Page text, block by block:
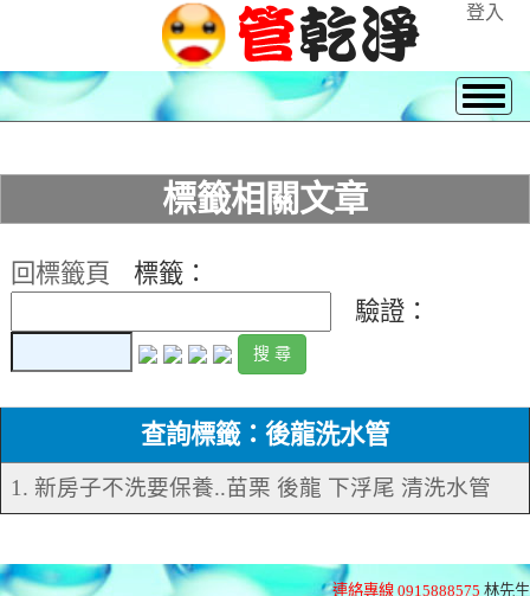
登入
標籤相關文章
回標籤頁
標籤：
驗證：
查詢標籤：後龍洗水管
1. 新房子不洗要保養..苗栗 後龍 下浮尾 清洗水管
連絡專線 0915888575 林先生